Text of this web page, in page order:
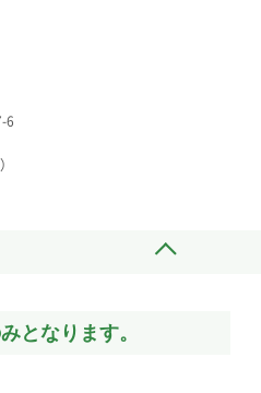
6
となります。